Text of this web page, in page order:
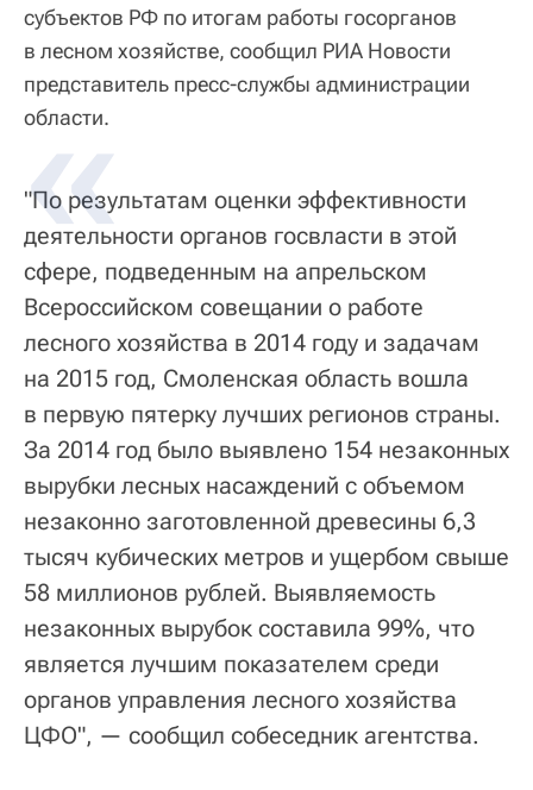
субъектов РФ по итогам работы госорганов
в лесном хозяйстве, сообщил РИА Новости
представитель пресс-службы администрации
области.
"По результатам оценки эффективности
деятельности органов госвласти в этой
сфере, подведенным на апрельском
Всероссийском совещании о работе
лесного хозяйства в 2014 году и задачам
на 2015 год, Смоленская область вошла
в первую пятерку лучших регионов страны.
За 2014 год было выявлено 154 незаконных
вырубки лесных насаждений с объемом
незаконно заготовленной древесины 6,3
тысяч кубических метров и ущербом свыше
58 миллионов рублей. Выявляемость
незаконных вырубок составила 99%, что
является лучшим показателем среди
органов управления лесного хозяйства
ЦФО", — сообщил собеседник агентства.